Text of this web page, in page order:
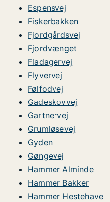
Espensvej
Fiskerbakken
Fjordgårdsvej
Fjordvænget
Fladagervej
Flyvervej
Følfodvej
Gadeskovvej
Gartnervej
Grumløsevej
Gyden
Gøngevej
Hammer Alminde
Hammer Bakker
Hammer Hestehave